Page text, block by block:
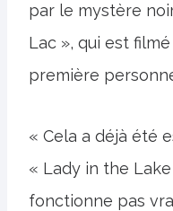
par le mystère
Lac », qui est
première
« Cela a déjà été
« Lady in the
fonctionne pas